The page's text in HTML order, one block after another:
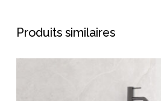
Produits similaires